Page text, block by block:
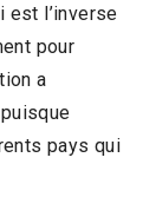
est l’inverse
pour
a
pays qui